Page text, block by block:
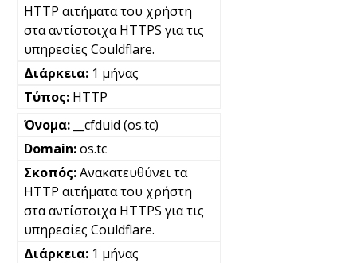
HTTP αιτήματα του χρήστη
στα αντίστοιχα HTTPS για τις
υπηρεσίες Couldflare.
1 μήνας
HTTP
__cfduid (os.tc)
os.tc
Ανακατευθύνει τα
HTTP αιτήματα του χρήστη
στα αντίστοιχα HTTPS για τις
υπηρεσίες Couldflare.
1 μήνας